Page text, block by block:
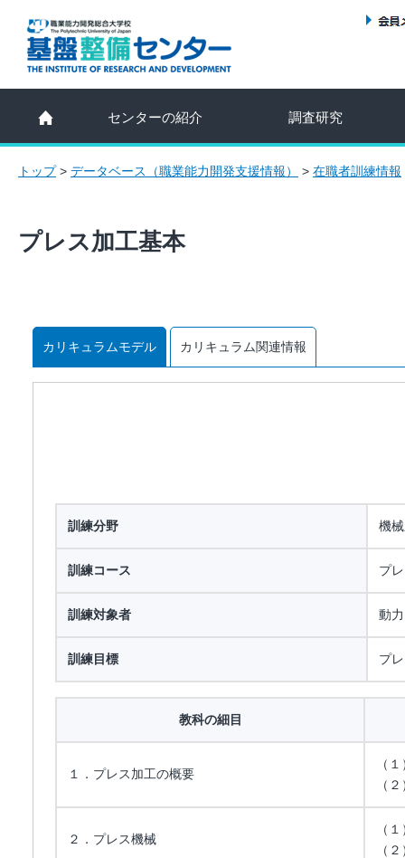
センターの紹介 調査研究
トップ> データベース（職業能力開発支援情報） > 在職者訓練情報
プレス加工基本
カリキュラムモデル カリキュラム関連情報
訓練分野 機
訓練コース プ
訓練対象者 動
訓練目標 プ
教科の細目
１．プレス加工の概要
（
（
２．プレス機械
（
（